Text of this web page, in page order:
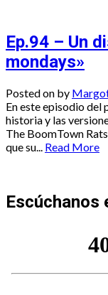
Ep.94 – Un
mondays»
Posted on by
En este episodio del
historia y las
The BoomTown
que su...
Read More
Escúchanos